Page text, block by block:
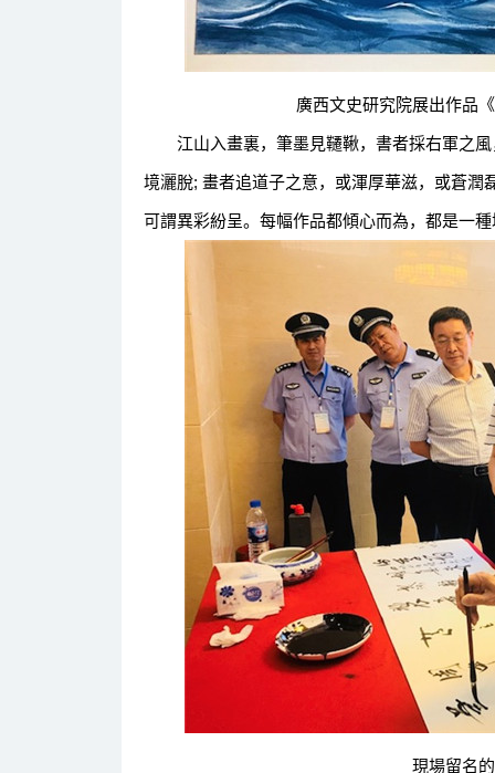
廣西文史研究院展出作品《
江山入畫裏，筆墨見韆鞦，書者採右軍之風
境灑脫; 畫者追道子之意，或渾厚華滋，或蒼
可謂異彩紛呈。每幅作品都傾心而為，都是一
現場留名的